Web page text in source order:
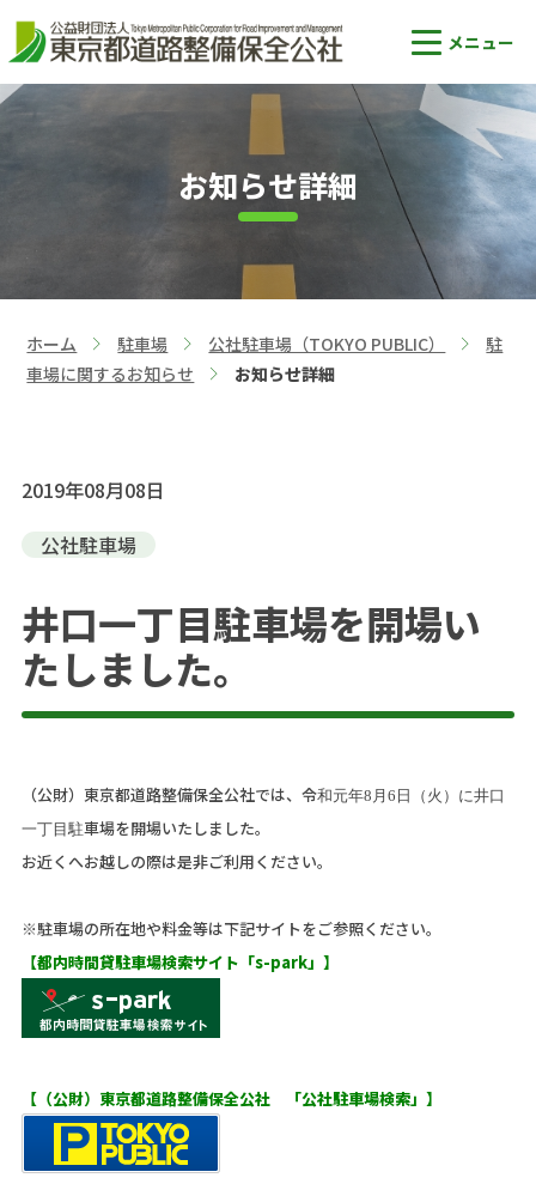
お知らせ詳細
ホーム
>
駐車場
>
公社駐車場（TOKYO PUBLIC）
駐
車場に関するお知らせ
お知らせ詳細
2019年08月08日
公社駐車場
井口一丁目駐車場を開場い
たしました。
（公財）東京都道路整備保全公社では、令和元年8月6日（火）に井口
一丁目駐車場を開場いたしました。
お近くへお越しの際は是非ご利用ください。
※駐車場の所在地や料金等は下記サイトをご参照ください。
【都内時間貸駐車場検索サイト「s-park」】
【（公財）東京都道路整備保全公社 「公社駐車場検索」】